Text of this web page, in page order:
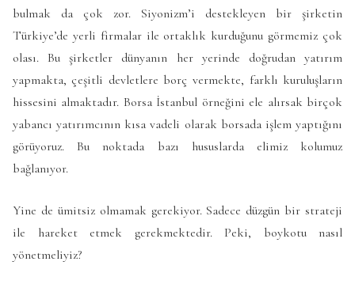
bulmak da çok zor. Siyonizm’i destekleyen bir şirketin
Türkiye’de yerli firmalar ile ortaklık kurduğunu görmemiz çok
olası. Bu şirketler dünyanın her yerinde doğrudan yatırım
yapmakta, çeşitli devletlere borç vermekte, farklı kuruluşların
hissesini almaktadır. Borsa İstanbul örneğini ele alırsak birçok
yabancı yatırımcının kısa vadeli olarak borsada işlem yaptığını
görüyoruz. Bu noktada bazı hususlarda elimiz kolumuz
bağlanıyor.
Yine de ümitsiz olmamak gerekiyor. Sadece düzgün bir strateji
ile hareket etmek gerekmektedir. Peki, boykotu nasıl
yönetmeliyiz?